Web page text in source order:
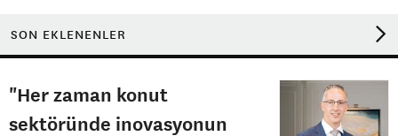
SON EKLENENLER
"Her zaman konut
sektöründe inovasyonun